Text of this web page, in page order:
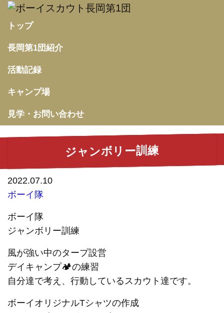
トップ
長岡第1団紹介
活動記録
キャンプ場
見学・お問い合わせ
ジャンボリー訓練
2022.07.10
ボーイ隊
ボーイ隊
ジャンボリー訓練
風が強い中のタープ設営
デイキャンプ🏕の練習
自分達で考え、行動しているスカウト達です。
ボーイオリジナルTシャツの作成